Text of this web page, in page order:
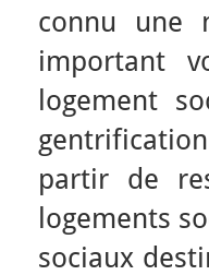
connu une
important
logement
partir de
logements
sociaux